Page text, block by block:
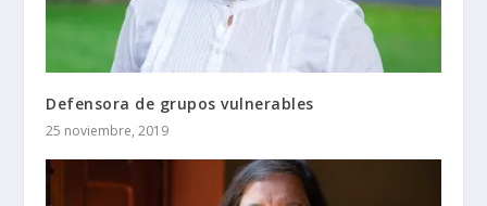
Defensora de grupos vulnerables
25 noviembre, 2019